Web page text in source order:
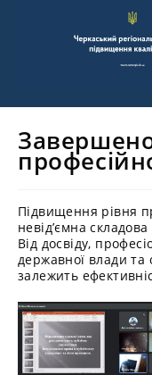
Підвищення рівня
невід’ємна
Від досвіду,
державної влади та
залежить